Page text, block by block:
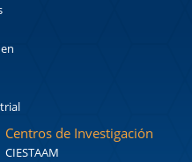
Centros de Investigación
CIESTAAM